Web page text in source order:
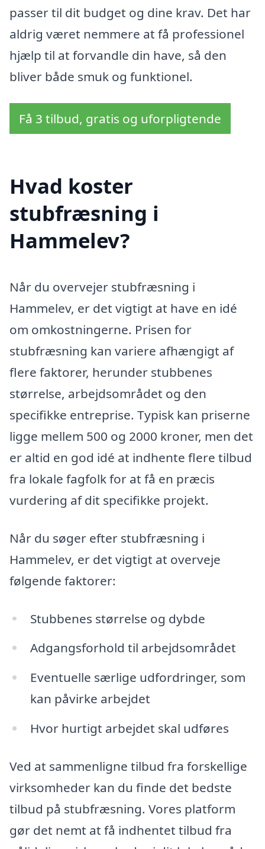
passer til dit budget og dine krav. Det har
aldrig været nemmere at få professionel
hjælp til at forvandle din have, så den
bliver både smuk og funktionel.
Få 3 tilbud, gratis og uforpligtende
Hvad koster
stubfræsning i
Hammelev?
Når du overvejer stubfræsning i
Hammelev, er det vigtigt at have en idé
om omkostningerne. Prisen for
stubfræsning kan variere afhængigt af
flere faktorer, herunder stubbenes
størrelse, arbejdsområdet og den
specifikke entreprise. Typisk kan priserne
ligge mellem 500 og 2000 kroner, men det
er altid en god idé at indhente flere tilbud
fra lokale fagfolk for at få en præcis
vurdering af dit specifikke projekt.
Når du søger efter stubfræsning i
Hammelev, er det vigtigt at overveje
følgende faktorer:
Stubbenes størrelse og dybde
Adgangsforhold til arbejdsområdet
Eventuelle særlige udfordringer, som
kan påvirke arbejdet
Hvor hurtigt arbejdet skal udføres
Ved at sammenligne tilbud fra forskellige
virksomheder kan du finde det bedste
tilbud på stubfræsning. Vores platform
gør det nemt at få indhentet tilbud fra